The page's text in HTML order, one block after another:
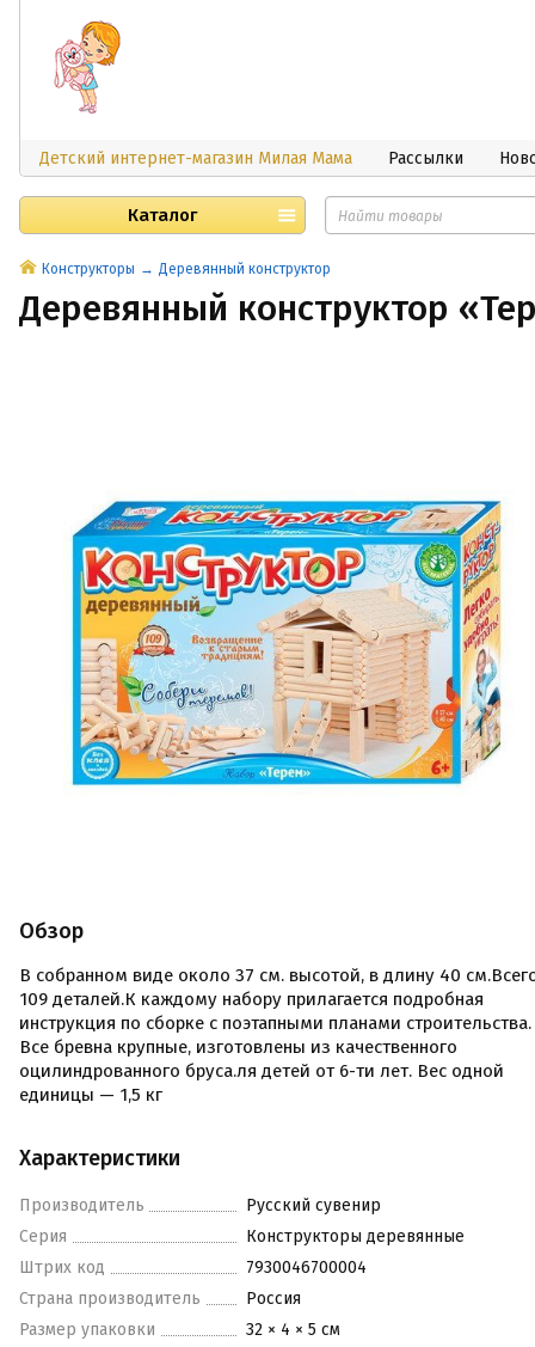
Детский интернет-магазин Милая Мама Рассылки
Каталог
Конструкторы Деревянный конструктор
Деревянный конструктор
Обзор
В собранном виде около 37 см. высотой, в длину 40
109 деталей.К каждому набору прилагается подробная
инструкция по сборке с поэтапными планами строительства.
Все бревна крупные, изготовлены из качественного
оцилиндрованного бруса.ля детей от 6-ти лет. Вес одной
единицы — 1,5 кг
Характеристики
Производитель
Русский сувенир
Серия
Конструкторы деревянные
Штрих код
7930046700004
Страна производитель
Россия
Размер упаковки
32 × 4 × 5 см